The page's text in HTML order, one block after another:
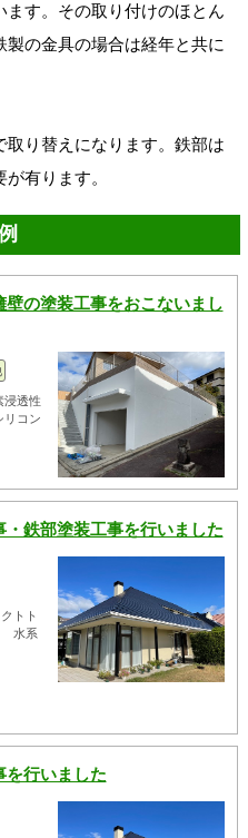
す。その取り付けのほとん
の金具の場合は経年と共に
取り替えになります。鉄部は
有ります。
の塗装工事をおこないまし
浸透性
コン
鉄部塗装工事を行いました
トト
水系
を行いました